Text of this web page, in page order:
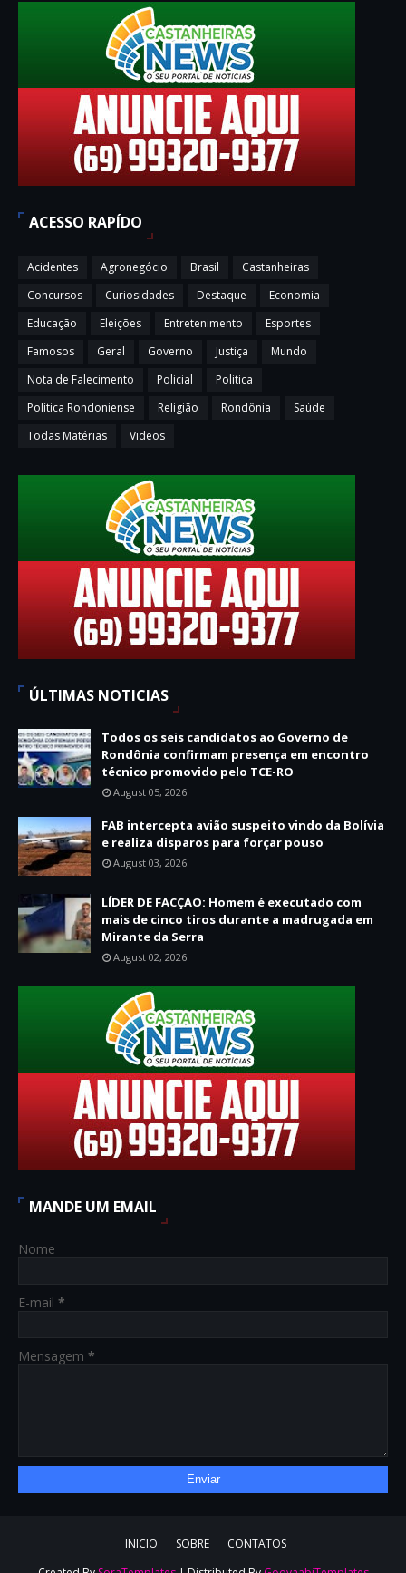
ACESSO RAPÍDO
Acidentes Agronegócio Brasil
Castanheiras
Concursos
Curiosidades Destaque
Economia
Educação
Eleições Entretenimento
Esportes
Famosos
Geral Governo Justiça
Mundo
Nota de Falecimento
Policial
Politica
Política Rondoniense
Religião Rondônia
Saúde
Todas Matérias
Videos
ÚLTIMAS NOTICIAS
Todos os seis candidatos ao Governo de
Rondônia confirmam presença em encontro
técnico promovido pelo TCE-RO
August 05, 2026
FAB intercepta avião suspeito vindo da Bolívia
e realiza disparos para forçar pouso
August 03, 2026
LÍDER DE FACÇAO: Homem é executado com
mais de cinco tiros durante a madrugada em
Mirante da Serra
August 02, 2026
MANDE UM EMAIL
Nome
E-mail *
Mensagem *
INICIO SOBRE
CONTATOS